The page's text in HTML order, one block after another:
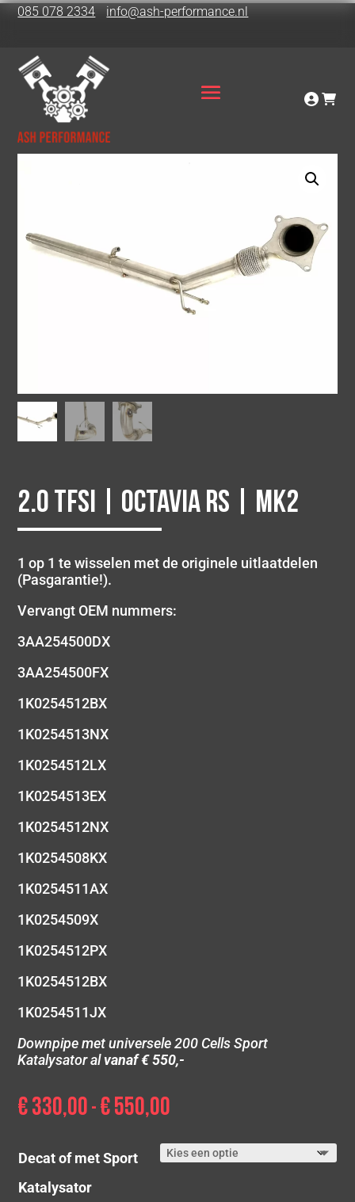
085 078 2334 info@ash-performance.nl
2.0 TFSI | Octavia RS | MK2
1 op 1 te wisselen met de originele uitlaatdelen
(Pasgarantie!).
Vervangt OEM nummers:
3AA254500DX
3AA254500FX
1K0254512BX
1K0254513NX
1K0254512LX
1K0254513EX
1K0254512NX
1K0254508KX
1K0254511AX
1K0254509X
1K0254512PX
1K0254512BX
1K0254511JX
Downpipe met universele 200 Cells Sport
Katalysator alvanaf € 550,-
€330,00 - €550,00
tot
€ 550,00
Decat of met Sport
Katalysator